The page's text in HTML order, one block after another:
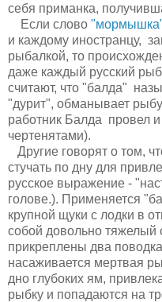
себя приманка,
Если слово
и каждому иностранцу,
рыбалкой, то
даже каждый русский
считают, что "балда"
"дурит", обманывает
работник Балда провел
чертенятами).
Другие говорят о том,
стучать по дну для
русское выражение -
голове.). Применяется
крупной щуки с лодки в
собой довольно тяжелый
прикреплены два
насаживается мертвая
дно глубоких ям,
рыбку и попадаются на